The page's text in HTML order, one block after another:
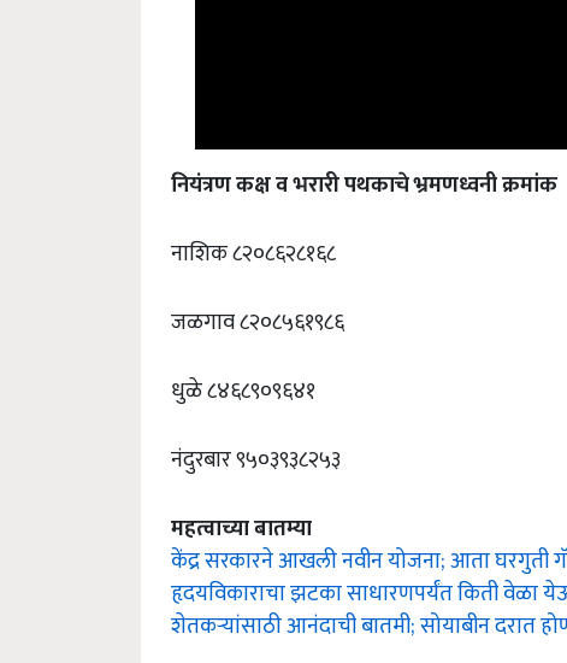
नियंत्रण कक्ष व भरारी पथकाचे भ्रमणध्वनी क्रमांक
नाशिक ८२०८६२८१६८
जळगाव ८२०८५६१९८६
धुळे ८४६८९०९६४१
नंदुरबार ९५०३९३८२५३
महत्वाच्या बातम्या
केंद्र सरकारने आखली नवीन योजना; आता
हृदयविकाराचा झटका साधारणपर्यंत किती वेळा
शेतकऱ्यांसाठी आनंदाची बातमी; सोयाबीन दरात